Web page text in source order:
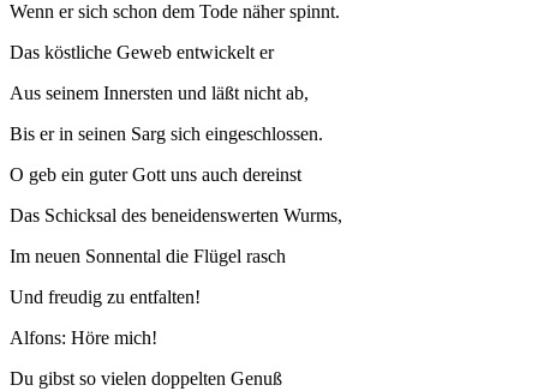
Wenn er sich schon dem Tode näher spinnt.
Das köstliche Geweb entwickelt er
Aus seinem Innersten und läßt nicht ab,
Bis er in seinen Sarg sich eingeschlossen.
O geb ein guter Gott uns auch dereinst
Das Schicksal des beneidenswerten Wurms,
Im neuen Sonnental die Flügel rasch
Und freudig zu entfalten!
Alfons: Höre mich!
Du gibst so vielen doppelten Genuß